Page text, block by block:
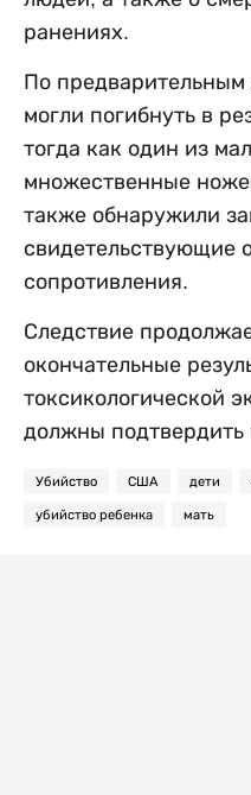
ранениях.
По
могли погибнуть в
тогда как один из
множественные
также обнаружили
свидетельствующие
сопротивления.
Следствие
окончательные
токсикологической
должны
Убийство США дети
убийство ребенка мать